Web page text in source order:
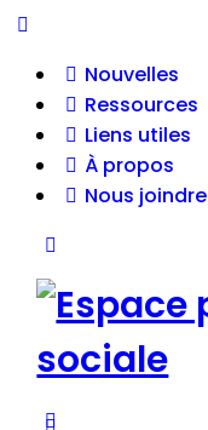
Nouvelles
Ressources
Liens utiles
À propos
Nous joindre